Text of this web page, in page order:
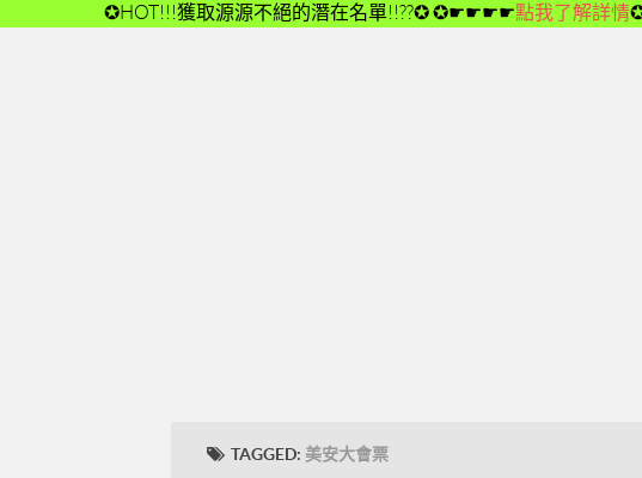
✪HOT!!!獲取源源不絕的潛在名單!!??✪✪☛☛☛☛點我了解詳情
TAGGED: 美安大會票